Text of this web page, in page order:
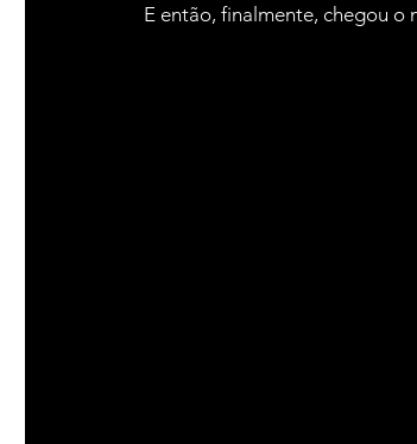
E então, finalmente, chegou